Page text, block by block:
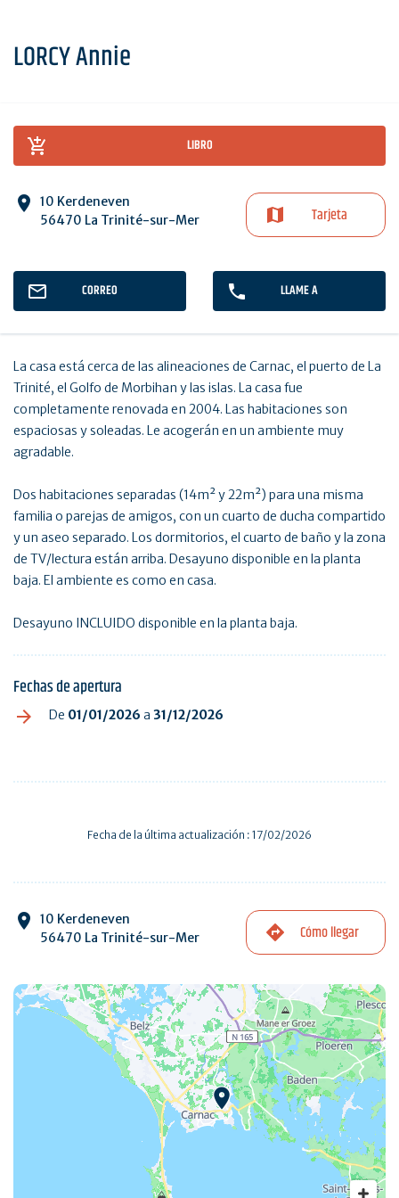
LORCY Annie
LIBRO
10 Kerdeneven
56470 La Trinité-sur-Mer
Tarjeta
CORREO LLAME A
La casa está cerca de las alineaciones de Carnac, el puerto de La
Trinité, el Golfo de Morbihan y las islas. La casa fue
completamente renovada en 2004. Las habitaciones son
espaciosas y soleadas. Le acogerán en un ambiente muy
agradable.
Dos habitaciones separadas (14m² y 22m²) para una misma
familia o parejas de amigos, con un cuarto de ducha compartido
y un aseo separado. Los dormitorios, el cuarto de baño y la zona
de TV/lectura están arriba. Desayuno disponible en la planta
baja. El ambiente es como en casa.
Desayuno INCLUIDO disponible en la planta baja.
Fechas de apertura
De 01/01/2026 a 31/12/2026
Fecha de la última actualización : 17/02/2026
10 Kerdeneven
56470 La Trinité-sur-Mer
Cómo llegar